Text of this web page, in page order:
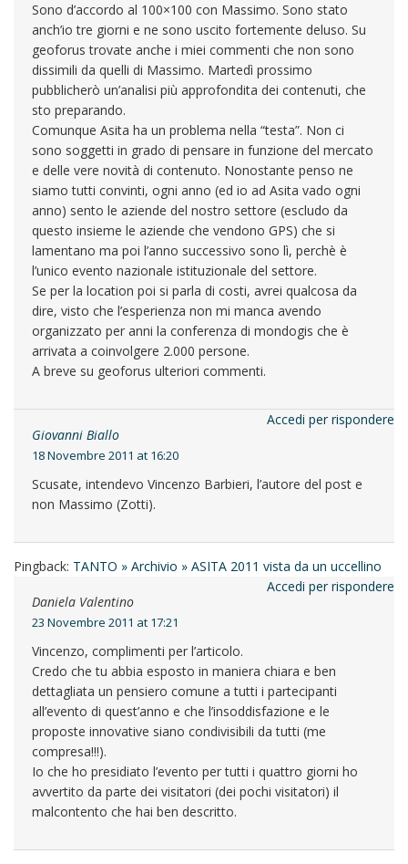
Sono d’accordo al 100×100 con Massimo. Sono stato
anch’io tre giorni e ne sono uscito fortemente deluso. Su
geoforus trovate anche i miei commenti che non sono
dissimili da quelli di Massimo. Martedì prossimo
pubblicherò un’analisi più approfondita dei contenuti, che
sto preparando.
Comunque Asita ha un problema nella “testa”. Non ci
sono soggetti in grado di pensare in funzione del mercato
e delle vere novità di contenuto. Nonostante penso ne
siamo tutti convinti, ogni anno (ed io ad Asita vado ogni
anno) sento le aziende del nostro settore (escludo da
questo insieme le aziende che vendono GPS) che si
lamentano ma poi l’anno successivo sono lì, perchè è
l’unico evento nazionale istituzionale del settore.
Se per la location poi si parla di costi, avrei qualcosa da
dire, visto che l’esperienza non mi manca avendo
organizzato per anni la conferenza di mondogis che è
arrivata a coinvolgere 2.000 persone.
A breve su geoforus ulteriori commenti.
Giovanni Biallo
18 Novembre 2011 at 16:20
Scusate, intendevo Vincenzo Barbieri, l’autore del post e
non Massimo (Zotti).
Accedi per rispondere
Pingback: TANTO » Archivio » ASITA 2011 vista da un uccellino
Daniela Valentino
23 Novembre 2011 at 17:21
Vincenzo, complimenti per l’articolo.
Credo che tu abbia esposto in maniera chiara e ben
dettagliata un pensiero comune a tutti i partecipanti
all’evento di quest’anno e che l’insoddisfazione e le
proposte innovative siano condivisibili da tutti (me
compresa!!!).
Io che ho presidiato l’evento per tutti i quattro giorni ho
avvertito da parte dei visitatori (dei pochi visitatori) il
malcontento che hai ben descritto.
Accedi per rispondere